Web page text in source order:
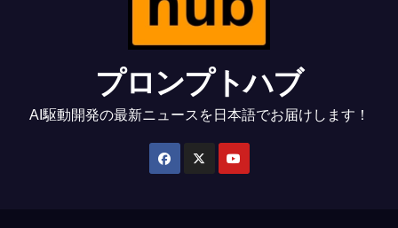
プロンプトハブ
AI駆動開発の最新ニュースを日本語でお届けします！